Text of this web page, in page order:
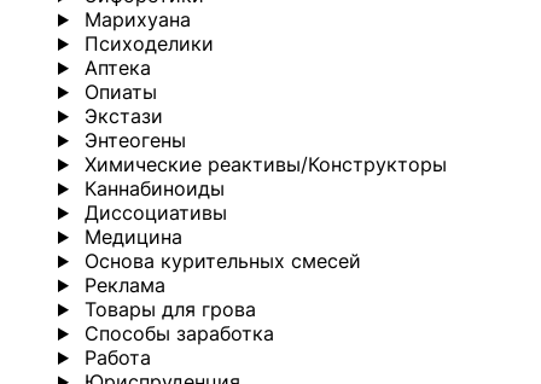
Марихуана
Психоделики
Аптека
Опиаты
Экстази
Энтеогены
Химические реактивы/Конструкторы
Каннабиноиды
Диссоциативы
Медицина
Основа курительных смесей
Реклама
Товары для грова
Способы заработка
Работа